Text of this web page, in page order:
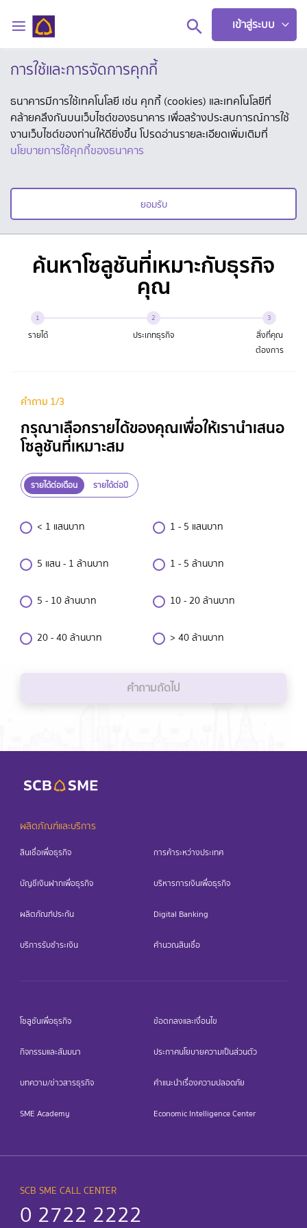
เข้าสู่ระบบ
ลูกค้าบุคคล
ลูกค้า SME
กิจกรรมและสัมมนา
SME Academy
ลูกค้าธุรกิจขนาดใหญ่
ลูกค้า Wealth
สำหรับผู้ถือหุ้น
เกี่ยวกับเรา
การใช้และการจัดการคุกกี้
ธนาคารมีการใช้เทคโนโลยี เช่น คุกกี้ (cookies) และเทคโนโลยีที่
คล้ายคลึงกันบนเว็บไซต์ของธนาคาร เพื่อสร้างประสบการณ์การใช้
งานเว็บไซต์ของท่านให้ดียิ่งขึ้น โปรดอ่านรายละเอียดเพิ่มเติมที่
นโยบายการใช้คุกกี้ของธนาคาร
ยอมรับ
ค้นหาโซลูชันที่เหมาะกับธุรกิจ
คุณ
1
รายได้
2
ประเภทธุรกิจ
3
สิ่งที่คุณ
ต้องการ
คำถาม 1/3
กรุณาเลือกรายได้ของคุณเพื่อให้เรานำเสนอ
โซลูชันที่เหมาะสม
รายได้ต่อเดือน รายได้ต่อปี
< 1 แสนบาท 1 - 5 แสนบาท
5 แสน - 1 ล้านบาท 1 - 5 ล้านบาท
5 - 10 ล้านบาท 10 - 20 ล้านบาท
20 - 40 ล้านบาท > 40 ล้านบาท
คำถามถัดไป
ผลิตภัณฑ์และบริการ
สินเชื่อเพื่อธุรกิจ การค้าระหว่างประเทศ
บัญชีเงินฝากเพื่อธุรกิจ บริหารการเงินเพื่อธุรกิจ
ผลิตภัณฑ์ประกัน Digital Banking
บริการรับชำระเงิน คำนวณสินเชื่อ
โซลูชันเพื่อธุรกิจ ข้อตกลงและเงื่อนไข
กิจกรรมและสัมมนา ประกาศนโยบายความเป็นส่วนตัว
บทความ/ข่าวสารธุรกิจ คำแนะนำเรื่องความปลอดภัย
SME Academy Economic Intelligence Center
SCB SME CALL CENTER
0 2722 2222